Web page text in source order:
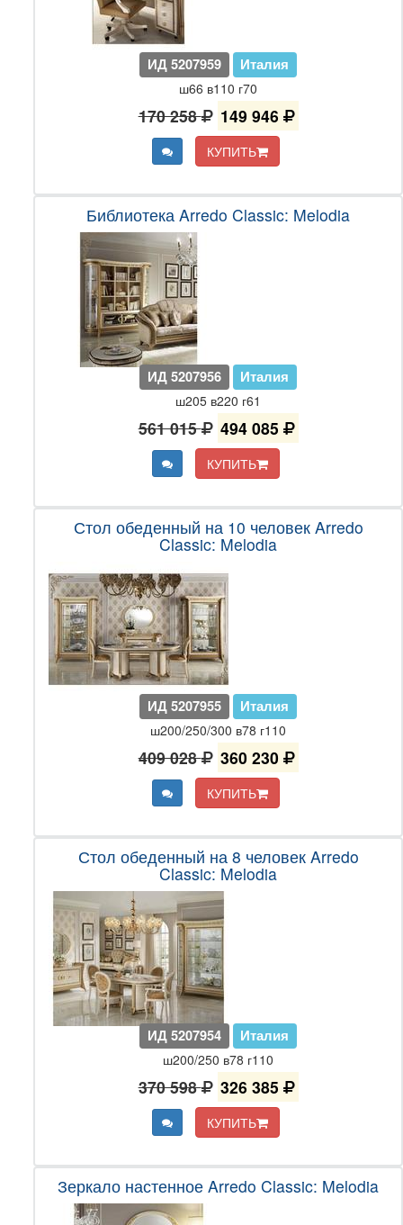
ИД 5207959 Италия
ш66 в110 г70
170 258 149 946
КУПИТЬ
Библиотека Arredo Classic: Melodia
ИД 5207956 Италия
ш205 в220 г61
561 015 494 085
КУПИТЬ
Стол обеденный на 10 человек Arredo
Classic: Melodia
ИД 5207955 Италия
ш200/250/300 в78 г110
409 028 360 230
КУПИТЬ
Стол обеденный на 8 человек Arredo
Classic: Melodia
ИД 5207954 Италия
ш200/250 в78 г110
370 598 326 385
КУПИТЬ
Зеркало настенное Arredo Classic: Melodia